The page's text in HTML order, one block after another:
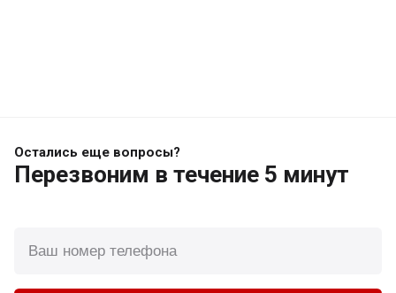
Остались еще вопросы?
Перезвоним в течение 5 минут